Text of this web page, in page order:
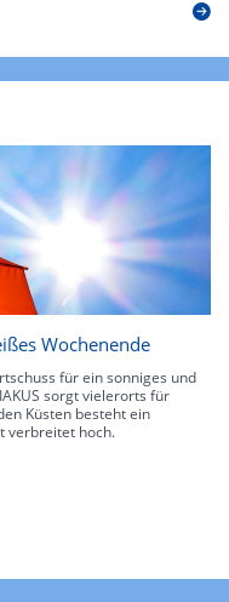
Wochenende
für ein sonniges und
sorgt vielerorts für
Küsten besteht ein
verbreitet hoch.